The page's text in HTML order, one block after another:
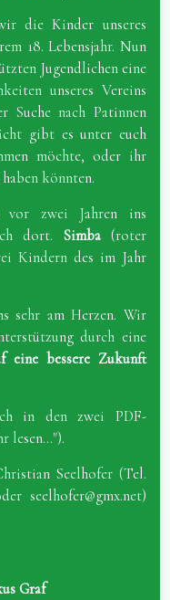
die Kinder unseres
18. Lebensjahr. Nun
Jugendlichen eine
unseres Vereins
Suche nach Patinnen
gibt es unter euch
möchte, oder ihr
könnten.
zwei Jahren ins
dort. Simba(roter
Kindern des im Jahr
sehr am Herzen. Wir
durch eine
eine bessere Zukunft
in den zwei PDF-
lesen...").
Seelhofer (Tel.
seelhofer@gmx.net)
Graf